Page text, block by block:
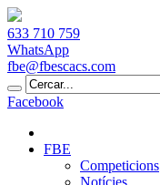
633 710 759
WhatsApp
fbe@fbescacs.com
Facebook
FBE
Competicions
Notícies